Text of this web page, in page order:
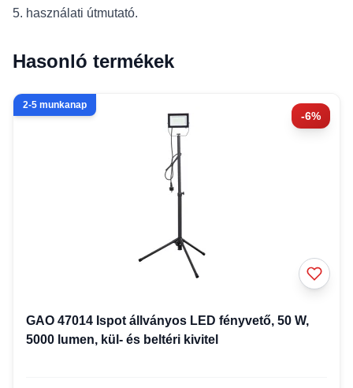
5. használati útmutató.
Hasonló termékek
-6%
2-5 munkanap
GAO 47014 Ispot állványos LED fényvető, 50 W,
5000 lumen, kül- és beltéri kivitel